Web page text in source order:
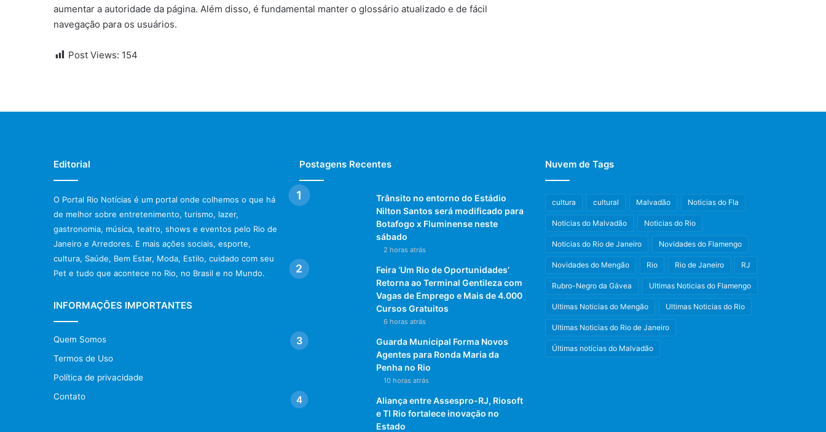
aumentar a autoridade da página. Além disso, é fundamental manter o glossário atualizado e de fácil
navegação para os usuários.
Post Views: 154
Editorial
O Portal Rio Notícias é um portal onde colhemos o que há
de melhor sobre entretenimento, turismo, lazer,
gastronomia, música, teatro, shows e eventos pelo Rio de
Janeiro e Arredores. E mais ações sociais, esporte,
cultura, Saúde, Bem Estar, Moda, Estilo, cuidado com seu
Pet e tudo que acontece no Rio, no Brasil e no Mundo.
INFORMAÇÕES IMPORTANTES
Quem Somos
Termos de Uso
Política de privacidade
Contato
Postagens Recentes
Trânsito no entorno do Estádio
Nilton Santos será modificado para
Botafogo x Fluminense neste
sábado
2 horas atrás
Feira ‘Um Rio de Oportunidades’
Retorna ao Terminal Gentileza com
Vagas de Emprego e Mais de 4.000
Cursos Gratuitos
6 horas atrás
Guarda Municipal Forma Novos
Agentes para Ronda Maria da
Penha no Rio
10 horas atrás
Aliança entre Assespro-RJ, Riosoft
e TI Rio fortalece inovação no
Estado
Nuvem de Tags
cultura cultural Malvadão Noticias do Fla
Noticias do Malvadão Noticias do Rio
Noticias do Rio de Janeiro Novidades do Flamengo
Novidades do Mengão Rio Rio de Janeiro RJ
Rubro-Negro da Gávea Ultimas Noticias do Flamengo
Ultimas Noticias do Mengão Ultimas Noticias do Rio
Ultimas Noticias do Rio de Janeiro
Últimas notícias do Malvadão